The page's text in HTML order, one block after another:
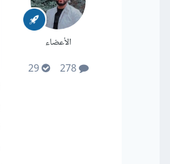
الأعضاء
278
29